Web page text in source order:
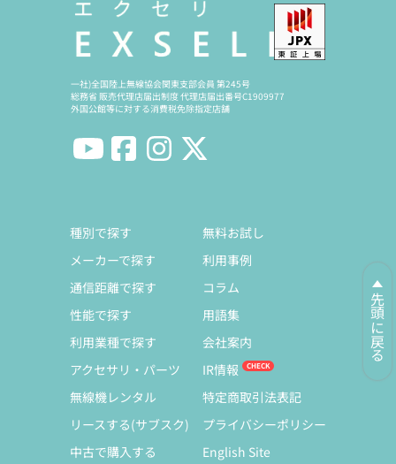
先頭に戻る
一社)全国陸上無線協会関東支部会員 第245号
総務省 販売代理店届出制度 代理店届出番号C1909977
外国公館等に対する消費税免除指定店舗
種別で探す
メーカーで探す
通信距離で探す
性能で探す
利用業種で探す
アクセサリ・パーツ
無線機レンタル
リースする(サブスク)
中古で購入する
無料お試し
利用事例
コラム
用語集
会社案内
IR情報
特定商取引法表記
プライバシーポリシー
English Site